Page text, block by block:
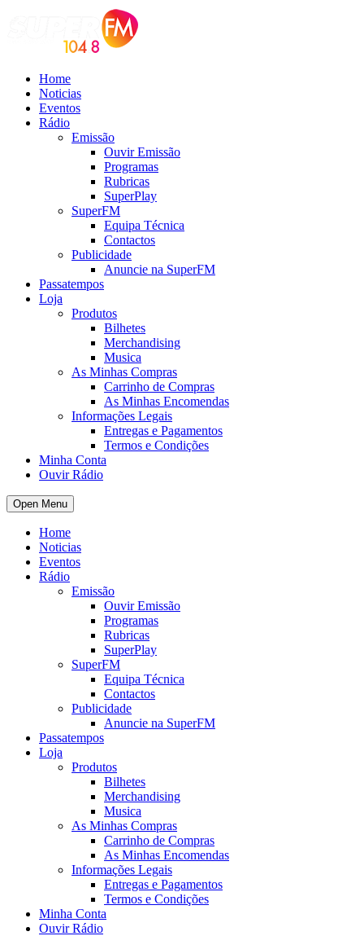
Home
Noticias
Eventos
Rádio
Emissão
Ouvir Emissão
Programas
Rubricas
SuperPlay
SuperFM
Equipa Técnica
Contactos
Publicidade
Anuncie na SuperFM
Passatempos
Loja
Produtos
Bilhetes
Merchandising
Musica
As Minhas Compras
Carrinho de Compras
As Minhas Encomendas
Informações Legais
Entregas e Pagamentos
Termos e Condições
Minha Conta
Ouvir Rádio
Open Menu
Home
Noticias
Eventos
Rádio
Emissão
Ouvir Emissão
Programas
Rubricas
SuperPlay
SuperFM
Equipa Técnica
Contactos
Publicidade
Anuncie na SuperFM
Passatempos
Loja
Produtos
Bilhetes
Merchandising
Musica
As Minhas Compras
Carrinho de Compras
As Minhas Encomendas
Informações Legais
Entregas e Pagamentos
Termos e Condições
Minha Conta
Ouvir Rádio